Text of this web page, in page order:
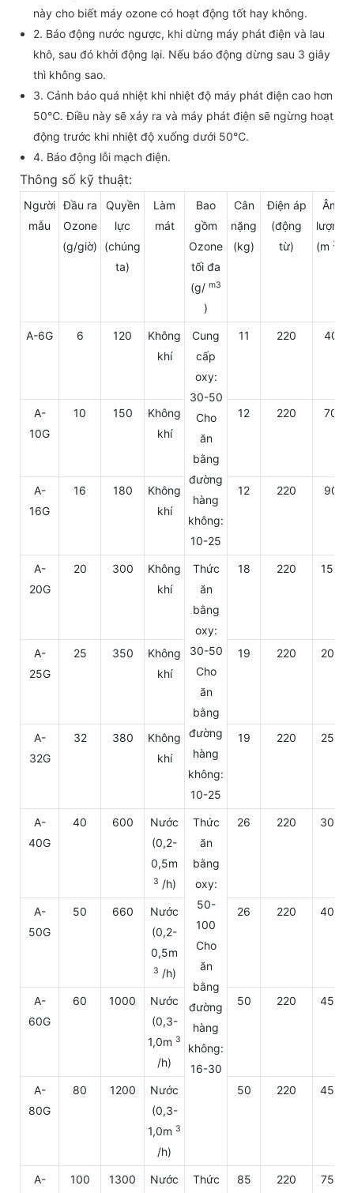
này cho biết máy ozone có hoạt động tốt hay không.
2. Báo động nước ngược, khi dừng máy phát điện và lau
khô, sau đó khởi động lại. Nếu báo động dừng sau 3 giây
thì không sao.
3. Cảnh báo quá nhiệt khi nhiệt độ máy phát điện cao hơn
50℃. Điều này sẽ xảy ra và máy phát điện sẽ ngừng hoạt
động trước khi nhiệt độ xuống dưới 50℃.
4. Báo động lỗi mạch điện.
Thông số kỹ thuật:
Người
mẫu
Đầu ra
Ozone
(g/giờ)
Quyền
lực
(chúng
ta)
Làm
mát
Bao
gồm
Ozone
tối đa
(g/ m3
)
Cân
nặng
(kg)
Điện áp
(động
từ)
Âm
lượng
(m 3
A-6G 6 120
Không
khí
Cung
cấp
oxy:
30-50
Cho
ăn
bằng
đường
hàng
không:
10-25
11 220 40
A-
10G
10 150
Không
khí
12 220 70
A-
16G
16 180
Không
khí
12 220 90
A-
20G
20 300
Không
khí
Thức
ăn
bằng
oxy:
30-50
Cho
ăn
bằng
đường
hàng
không:
10-25
18 220 150
A-
25G
25 350
Không
khí
19 220 200
A-
32G
32 380
Không
khí
19 220 250
A-
40G
40 600
Nước
(0,2-
0,5m
3 /h)
Thức
ăn
bằng
oxy:
50-
100
Cho
ăn
bằng
đường
hàng
không:
16-30
26 220 300
A-
50G
50 660
Nước
(0,2-
0,5m
3 /h)
26 220 400
A-
60G
60 1000
Nước
(0,3-
1,0m 3
/h)
50 220 450
A-
80G
80 1200
Nước
(0,3-
1,0m 3
/h)
50 220 450
A-
100 1300
Nước
Thức
85 220 750